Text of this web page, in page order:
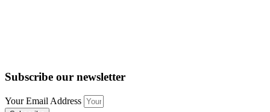
Subscribe our newsletter
Your Email Address